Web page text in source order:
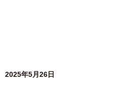
2025年5月26日